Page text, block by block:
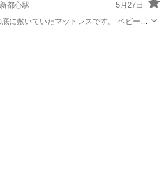
都心駅
5月27日
に敷いていたマットレスです。 ベビーベ